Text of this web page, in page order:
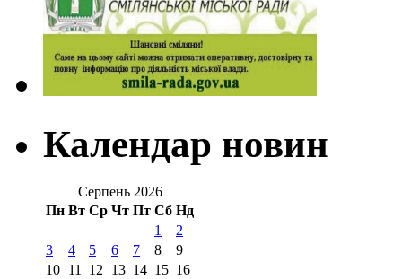
Календар новин
Серпень 2026
Пн Вт Ср Чт Пт Сб Нд
1
2
3
4 5 6 7 8
9
10 11 12 13 14 15 16